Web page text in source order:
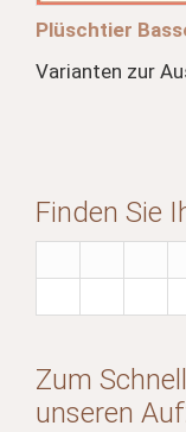
Plüschtier
Varianten zur
Finden Sie
Zum
unseren